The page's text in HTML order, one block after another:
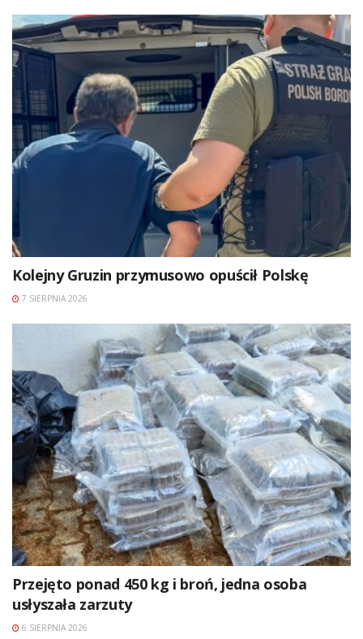
Kolejny Gruzin przymusowo opuścił Polskę
7 SIERPNIA 2026
Przejęto ponad 450 kg i broń, jedna osoba
usłyszała zarzuty
6 SIERPNIA 2026